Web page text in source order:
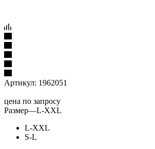
Артикул: 1962051
цена по запросу
Размер—L-XXL
L-XXL
S-L